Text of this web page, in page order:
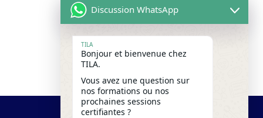
Discussion WhatsApp
TILA
Bonjour et bienvenue chez
TILA.
Vous avez une question sur
nos formations ou nos
prochaines sessions
certifiantes ?